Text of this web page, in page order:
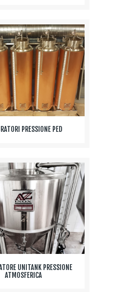
PRESSIONE PED
UNITANK PRESSIONE
ATMOSFERICA